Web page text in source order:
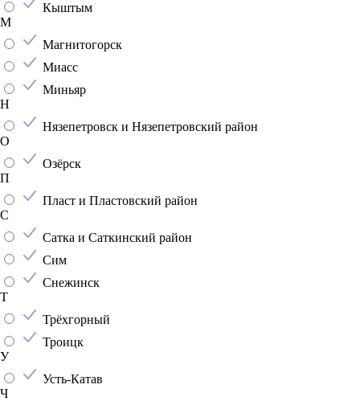
Кыштым
М
Магнитогорск
Миасс
Миньяр
Н
Нязепетровск и Нязепетровский район
О
Озёрск
П
Пласт и Пластовский район
С
Сатка и Саткинский район
Сим
Снежинск
Т
Трёхгорный
Троицк
У
Усть-Катав
Ч